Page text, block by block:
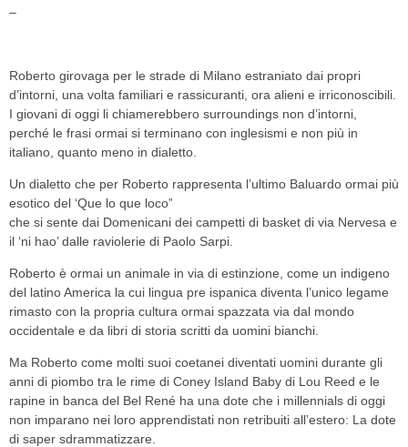
–
Roberto girovaga per le strade di Milano estraniato dai propri
d’intorni, una volta familiari e rassicuranti, ora alieni e irriconoscibili.
I giovani di oggi li chiamerebbero surroundings non d’intorni,
perché le frasi ormai si terminano con inglesismi e non più in
italiano, quanto meno in dialetto.
Un dialetto che per Roberto rappresenta l’ultimo Baluardo ormai più
esotico del ‘Que lo que loco”
che si sente dai Domenicani dei campetti di basket di via Nervesa e
il ‘ni hao’ dalle raviolerie di Paolo Sarpi.
Roberto è ormai un animale in via di estinzione, come un indigeno
del latino America la cui lingua pre ispanica diventa l’unico legame
rimasto con la propria cultura ormai spazzata via dal mondo
occidentale e da libri di storia scritti da uomini bianchi.
Ma Roberto come molti suoi coetanei diventati uomini durante gli
anni di piombo tra le rime di Coney Island Baby di Lou Reed e le
rapine in banca del Bel René ha una dote che i millennials di oggi
non imparano nei loro apprendistati non retribuiti all’estero: La dote
di saper sdrammatizzare.